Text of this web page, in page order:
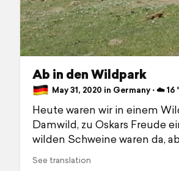
Ab in den Wildpark
May 31, 2020 in Germany ⋅ ☁️ 16
Heute waren wir in einem
Damwild, zu Oskars Freude
wilden Schweine waren da,
See translation